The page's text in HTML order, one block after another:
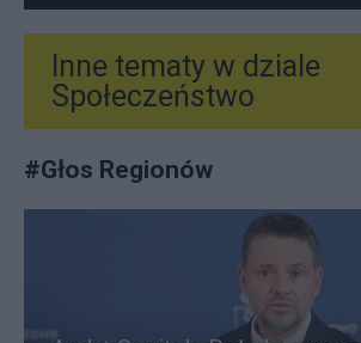
Inne tematy w dziale
Społeczeństwo
#Głos Regionów